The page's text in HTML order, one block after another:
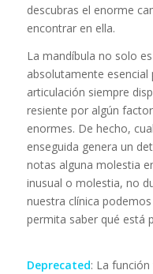
descubras el enorme
encontrar en ella.
La mandíbula no solo
absolutamente esencial
articulación siempre
resiente por algún
enormes. De hecho,
enseguida genera un
notas alguna molestia
inusual o molestia, no
nuestra clínica
permita saber qué está
Deprecated: La función